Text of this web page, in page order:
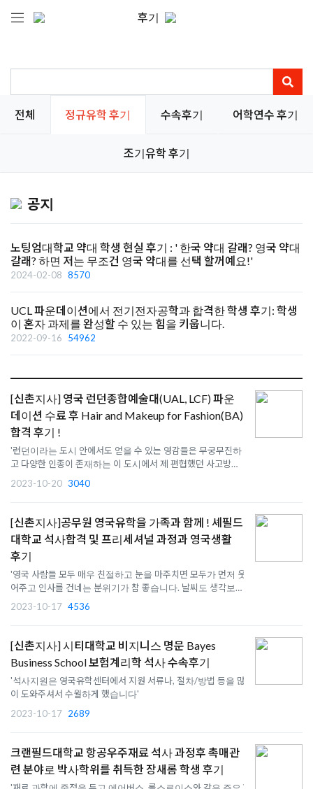
후기
전체 정규유학 후기 수속후기 어학연수 후기
조기유학 후기
공지
노팅엄대학교 약대 학생 현실 후기 : ' 한국 약대 갈래? 영국 약대
갈래? 하면 저는 무조건 영국 약대를 선택 할꺼예요!'
2024-02-08 8570
UCL 파운데이션에서 전기전자공학과 합격한 학생 후기: 학생
이 혼자 과제를 완성할 수 있는 힘을 키웁니다.
2022-09-16 54962
[신촌지사] 영국 런던종합예술대(UAL, LCF) 파운
데이션 수료 후 Hair and Makeup for Fashion(BA)
합격 후기 !
'런던이라는 도시 안에서도 얻을 수 있는 영감들은 무궁무진하
고 다양한 인종이 존재하는 이 도시에서 제 편협했던 사고방식
2023-10-20 3040
[신촌지사]공무원 영국유학을 가족과 함께 ! 셰필드
대학교 석사합격 및 프리세셔널 과정과 영국생활
후기
'영국 사람들 모두 매우 친절하고 눈을 마주치면 모두가 먼저 웃
어주고 인사를 건네는 분위기가 참 좋습니다. 날씨도 생각보다
는 좋구요.'
2023-10-17 4536
[신촌지사] 시티대학교 비지니스 명문 Bayes
Business School 보험계리학 석사 수속후기
'석사지원은 영국유학센터에서 지원 서류나, 절차/방법 등을 많
이 도와주셔서 수월하게 했습니다'
2023-10-17 2689
크랜필드대학교 항공우주재료 석사 과정후 촉매관
련 분야로 박사학위를 취득한 장새롬 학생 후기